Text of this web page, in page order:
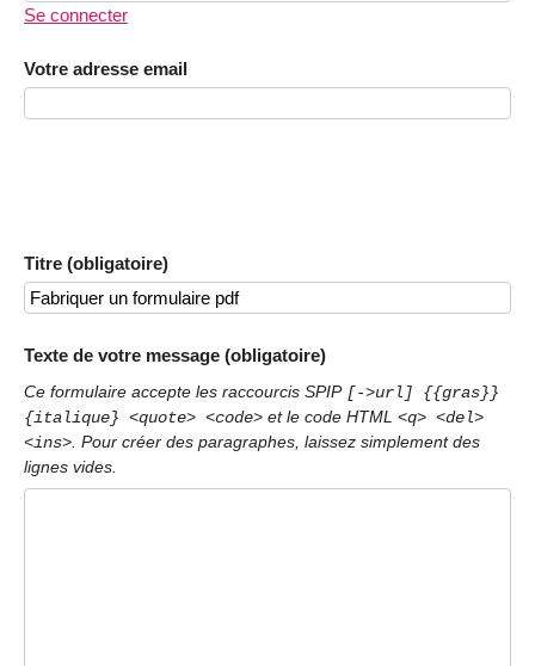
Se connecter
Votre adresse email
Titre (obligatoire)
Texte de votre message (obligatoire)
Ce formulaire accepte les raccourcis SPIP [->url] {{gras}}
{italique} <quote> <code> et le code HTML <q> <del>
<ins>. Pour créer des paragraphes, laissez simplement des
lignes vides.